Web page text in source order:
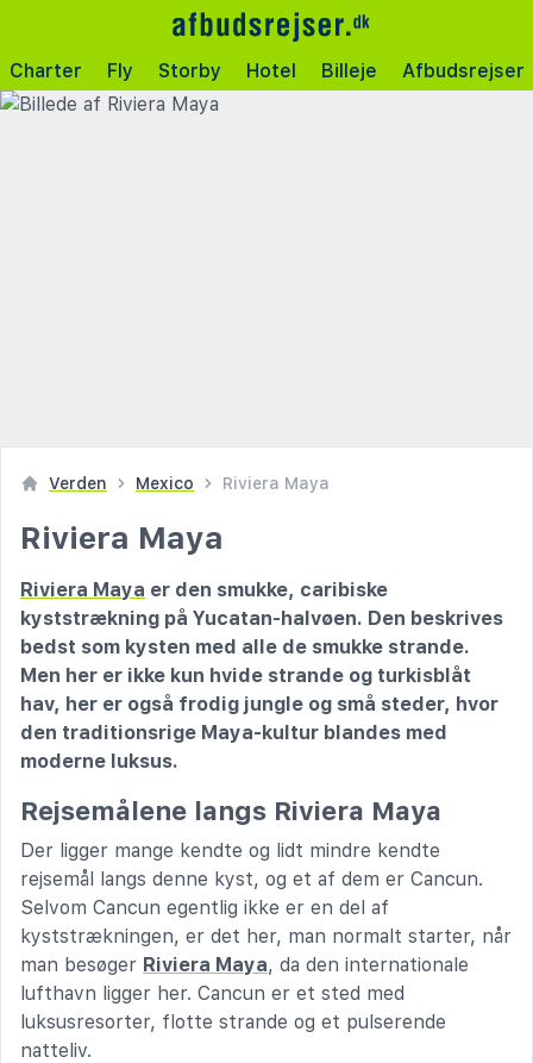
Charter Fly Storby Hotel Billeje Afbudsrejser
Verden Mexico Riviera Maya
Riviera Maya
Riviera Maya er den smukke, caribiske
kyststrækning på Yucatan-halvøen. Den beskrives
bedst som kysten med alle de smukke strande.
Men her er ikke kun hvide strande og turkisblåt
hav, her er også frodig jungle og små steder, hvor
den traditionsrige Maya-kultur blandes med
moderne luksus.
Rejsemålene langs Riviera Maya
Der ligger mange kendte og lidt mindre kendte
rejsemål langs denne kyst, og et af dem er Cancun.
Selvom Cancun egentlig ikke er en del af
kyststrækningen, er det her, man normalt starter, når
man besøger Riviera Maya, da den internationale
lufthavn ligger her. Cancun er et sted med
luksusresorter, flotte strande og et pulserende
natteliv.